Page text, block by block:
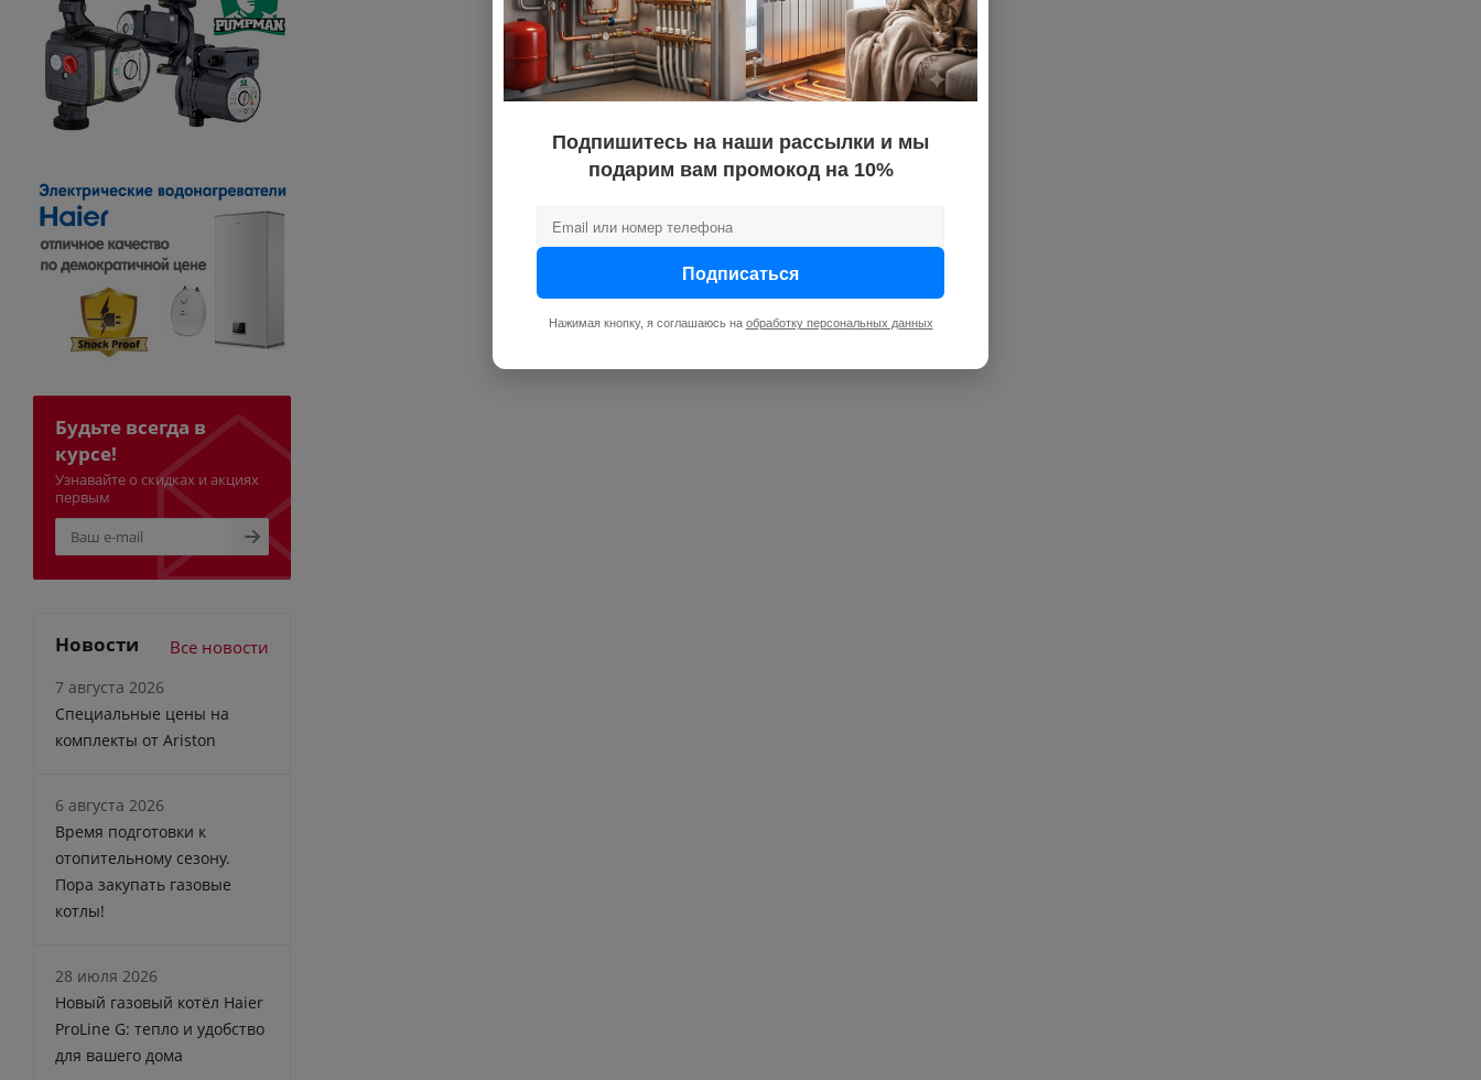
Будьте всегда в
курсе!
Узнавайте о скидках и акциях
первым
Новости Все новости
7 августа 2026
Специальные цены на
комплекты от Ariston
6 августа 2026
Время подготовки к
отопительному сезону.
Пора закупать газовые
котлы!
28 июля 2026
Новый газовый котёл Haier
ProLine G: тепло и удобство
для вашего дома
Подпишитесь на наши рассылки и мы
подарим вам промокод на 10%
Подписаться
Нажимая кнопку, я соглашаюсь на обработку персональных данных